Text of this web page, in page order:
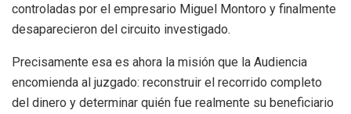
controladas por el empresario Miguel Montoro y finalmente
desaparecieron del circuito investigado.
Precisamente esa es ahora la misión que la Audiencia
encomienda al juzgado: reconstruir el recorrido completo
del dinero y determinar quién fue realmente su beneficiario